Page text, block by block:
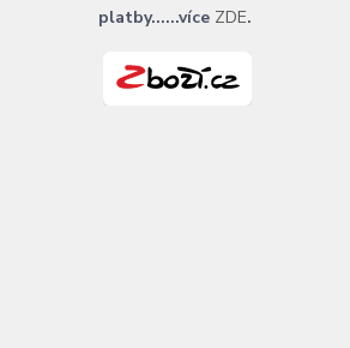
platby......více ZDE.